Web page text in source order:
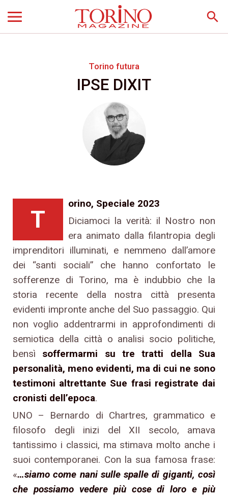
search
Torino futura
IPSE DIXIT
T
orino, Speciale 2023
Diciamoci la verità: il Nostro non
era animato dalla filantropia degli
imprenditori illuminati, e nemmeno dall’amore
dei “santi sociali” che hanno confortato le
sofferenze di Torino, ma è indubbio che la
storia recente della nostra città presenta
evidenti impronte anche del Suo passaggio. Qui
non voglio addentrarmi in approfondimenti di
semiotica della città o analisi socio politiche,
bensì soffermarmi su tre tratti della Sua
personalità, meno evidenti, ma di cui ne sono
testimoni altrettante Sue frasi registrate dai
cronisti dell’epoca.
UNO – Bernardo di Chartres, grammatico e
filosofo degli inizi del XII secolo, amava
tantissimo i classici, ma stimava molto anche i
suoi contemporanei. Con la sua famosa frase:
«…siamo come nani sulle spalle di giganti, così
che possiamo vedere più cose di loro e più